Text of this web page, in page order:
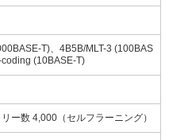
T)、4B5B/MLT-3 (100BAS
(10BASE-T)
ー数 4,000（セルフラーニング）